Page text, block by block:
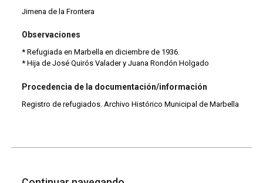
Jimena de la Frontera
Observaciones
* Refugiada en Marbella en diciembre de 1936.
* Hija de José Quirós Valader y Juana Rondón Holgado
Procedencia de la documentación/información
Registro de refugiados. Archivo Histórico Municipal de Marbella